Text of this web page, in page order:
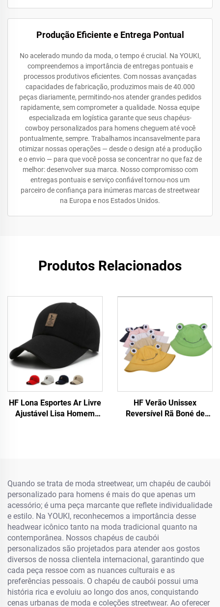
Produção Eficiente e Entrega Pontual
No acelerado mundo da moda, o tempo é crucial. Na YOUKI,
compreendemos a importância de entregas pontuais e
processos produtivos eficientes. Com nossas avançadas
capacidades de fabricação, produzimos mais de 40.000
peças diariamente, permitindo-nos atender grandes pedidos
rapidamente, sem comprometer a qualidade. Nossa equipe
especializada em logística garante que seus chapéus-
cowboy personalizados para homens cheguem até você
pontualmente, sempre. Trabalhamos incansavelmente para
otimizar nossas operações — desde o design até a produção
e o envio — para que você possa se concentrar no que faz de
melhor: desenvolver sua marca. Nosso compromisso com
entregas pontuais e serviço confiável tornou-nos um
parceiro de confiança para inúmeras marcas de streetwear
na Europa e nos Estados Unidos.
Produtos Relacionados
HF Lona Esportes Ar Livre
Ajustável Lisa Homem
HF Verão Unissex
Reversível Rã Boné de
Quando se trata de moda streetwear, um chapéu de caubói
personalizado para homens é mais do que apenas um
acessório; é uma peça marcante que reflete individualidade
e estilo. Na YOUKI, reconhecemos a importância desse
headwear icônico tanto na moda tradicional quanto na
contemporânea. Nossos chapéus de caubói
personalizados são projetados para atender aos gostos
diversos de nossa clientela internacional, garantindo que
cada peça ressoe com as nuances culturais e as
preferências pessoais. O chapéu de caubói possui uma
história rica e evoluiu ao longo dos anos, conquistando
cenas urbanas de moda e coleções streetwear. Ao oferecer